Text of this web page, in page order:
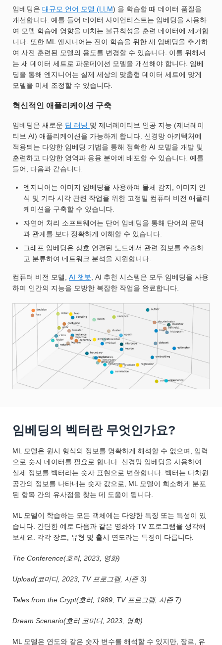
임베딩은 대규모 언어 모델 (LLM) 을 학습할 때 데이터 품질을
개선합니다. 예를 들어 데이터 사이언티스트는 임베딩을 사용하
여 모델 학습에 영향을 미치는 불규칙성을 훈련 데이터에 제거합
니다. 또한 ML 엔지니어는 전이 학습을 위한 새 임베딩을 추가하
여 사전 훈련된 모델의 용도를 변경할 수 있습니다. 이를 위해서
는 새 데이터 세트로 파운데이션 모델을 개선해야 합니다. 임베
딩을 통해 엔지니어는 실제 세상의 맞춤형 데이터 세트에 맞게
모델을 미세 조정할 수 있습니다.
혁신적인 애플리케이션 구축
임베딩은 새로운 딥 러닝 및 제너레이티브 인공 지능 (제너레이
티브 AI) 애플리케이션을 가능하게 합니다. 신경망 아키텍처에
적용되는 다양한 임베딩 기법을 통해 정확한 AI 모델을 개발 및
훈련하고 다양한 영역과 응용 분야에 배포할 수 있습니다. 예를
들어, 다음과 같습니다.
엔지니어는 이미지 임베딩을 사용하여 물체 감지, 이미지 인
식 및 기타 시각 관련 작업을 위한 고정밀 컴퓨터 비전 애플리
케이션을 구축할 수 있습니다.
자연어 처리 소프트웨어는 단어 임베딩을 통해 단어의 문맥
과 관계를 보다 정확하게 이해할 수 있습니다.
그래프 임베딩은 상호 연결된 노드에서 관련 정보를 추출하
고 분류하여 네트워크 분석을 지원합니다.
컴퓨터 비전 모델, AI 챗봇, AI 추천 시스템은 모두 임베딩을 사용
하여 인간의 지능을 모방한 복잡한 작업을 완료합니다.
임베딩의 벡터란 무엇인가요?
ML 모델은 원시 형식의 정보를 명확하게 해석할 수 없으며, 입력
으로 숫자 데이터를 필요로 합니다. 신경망 임베딩을 사용하여
실제 정보를 벡터라는 숫자 표현으로 변환합니다. 벡터는 다차원
공간의 정보를 나타내는 숫자 값으로, ML 모델이 희소하게 분포
된 항목 간의 유사점을 찾는 데 도움이 됩니다.
ML 모델이 학습하는 모든 객체에는 다양한 특징 또는 특성이 있
습니다. 간단한 예로 다음과 같은 영화와 TV 프로그램을 생각해
보세요. 각각 장르, 유형 및 출시 연도라는 특징이 다릅니다.
The Conference(호러, 2023, 영화)
Upload(코미디, 2023, TV 프로그램, 시즌 3)
Tales from the Crypt(호러, 1989, TV 프로그램, 시즌 7)
Dream Scenario(호러 코미디, 2023, 영화)
ML 모델은 연도와 같은 숫자 변수를 해석할 수 있지만, 장르, 유